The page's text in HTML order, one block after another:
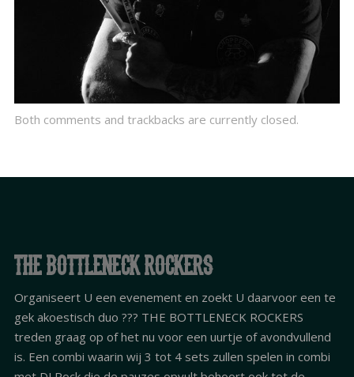
Both comments and trackbacks are currently closed.
THE BOTTLENECK ROCKERS
Organiseert U een evenement en zoekt U daarvoor een te
gek akoestisch duo ??? THE BOTTLENECK ROCKERS
treden graag op of het nu voor een uurtje of avondvullend
is. Een combi waarin wij 3 tot 4 sets zullen spelen in combi